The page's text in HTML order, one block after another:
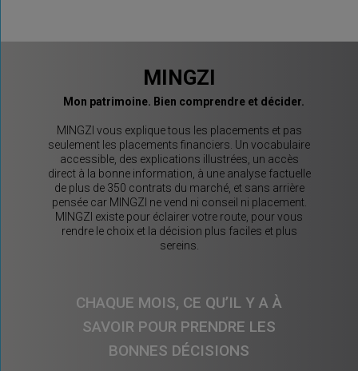
MINGZI
Mon patrimoine. Bien comprendre et décider.
MINGZI vous explique tous les placements et pas
seulement les placements financiers. Un vocabulaire
accessible, des explications illustrées, un accès
direct à la bonne information, à une analyse factuelle
de plus de 350 contrats du marché, et sans arrière
pensée car MINGZI ne vend ni conseil ni placement.
MINGZI existe pour éclairer votre route, pour vous
rendre le choix et la décision plus faciles et plus
sereins.
CHAQUE MOIS, CE QU’IL Y A À
SAVOIR POUR PRENDRE LES
BONNES DÉCISIONS